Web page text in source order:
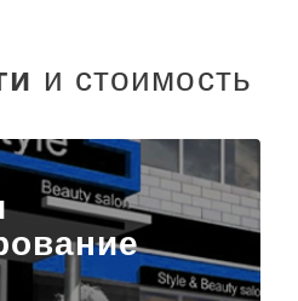
и стоимость